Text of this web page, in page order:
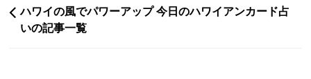
ハワイの風でパワーアップ 今日のハワイアンカード占
いの記事一覧